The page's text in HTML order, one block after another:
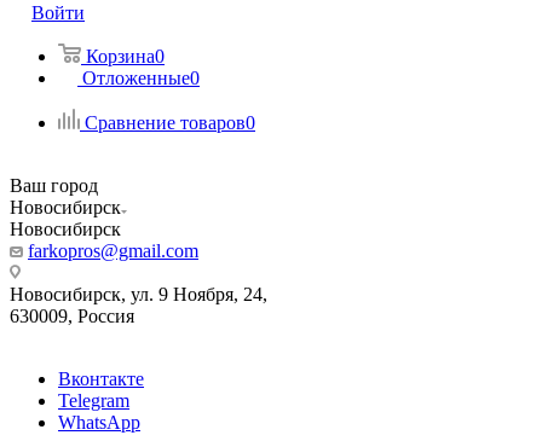
Войти
Корзина0
Отложенные0
Сравнение товаров0
Ваш город
Новосибирск
Новосибирск
farkopros@gmail.com
Новосибирск, ул. 9 Ноября, 24,
630009, Россия
Вконтакте
Telegram
WhatsApp